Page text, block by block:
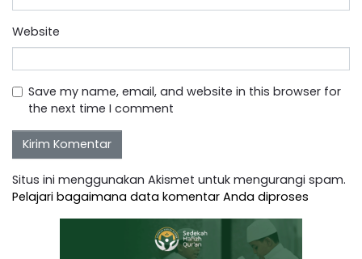
Website
Save my name, email, and website in this browser for
the next time I comment
Situs ini menggunakan Akismet untuk mengurangi spam.
Pelajari bagaimana data komentar Anda diproses